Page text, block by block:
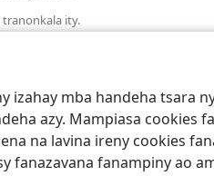
mba handeha tsara
azy. Mampiasa cookies
na lavina ireny cookies
fanazavana fanampiny ao
tranonkala ity.